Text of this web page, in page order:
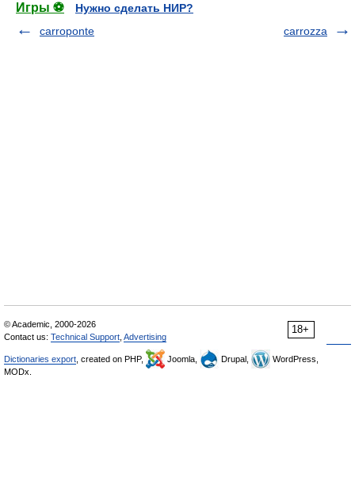
Игры ⚽
Нужно сделать НИР?
carroponte
carrozza
18+
© Academic, 2000-2026
Contact us: Technical Support Advertising
Dictionaries export , created on PHP, Joomla, Drupal,
WordPress,
MODx.